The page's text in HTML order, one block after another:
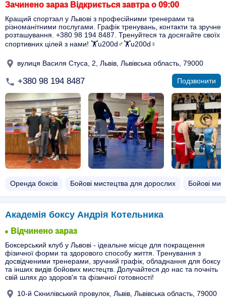
Зачинено зараз Відкриється завтра о 09:00
Кращий спортзал у Львові з професійними тренерами та
різноманітними послугами. Графік тренувань, контакти та зручне
розташування. +380 98 194 8487. Тренуйтеся та досягайте своїх
спортивних цілей з нами! 🏋️u200d♂️🏋️u200d♀️
вулиця Василя Стуса, 2, Львів, Львівська область, 79000
+380 98 194 8487 Подзвонити
Оренда боксів Бойові мистецтва для дорослих Бойові
Академія боксу Андрія Котельника
Відчинено зараз
Боксерський клуб у Львові - ідеальне місце для покращення
фізичної форми та здорового способу життя. Тренування з
досвідченими тренерами, зручний графік, обладнання для боксу
та інших видів бойових мистецтв. Долучайтеся до нас та почніть
свій шлях до здоров'я та фізичної готовності!
10-й Скнилівський провулок, Львів, Львівська область, 79000